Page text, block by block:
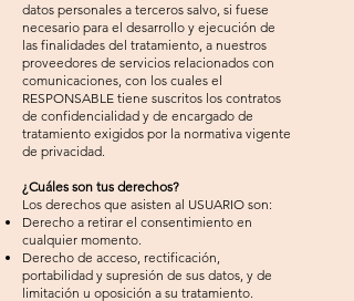
datos personales a terceros salvo, si fuese
necesario para el desarrollo y ejecución de
las finalidades del tratamiento, a nuestros
proveedores de servicios relacionados con
comunicaciones, con los cuales el
RESPONSABLE tiene suscritos los contratos
de confidencialidad y de encargado de
tratamiento exigidos por la normativa vigente
de privacidad.
¿Cuáles son tus derechos?
Los derechos que asisten al USUARIO son:
Derecho a retirar el consentimiento en
cualquier momento.
Derecho de acceso, rectificación,
portabilidad y supresión de sus datos, y de
limitación u oposición a su tratamiento.